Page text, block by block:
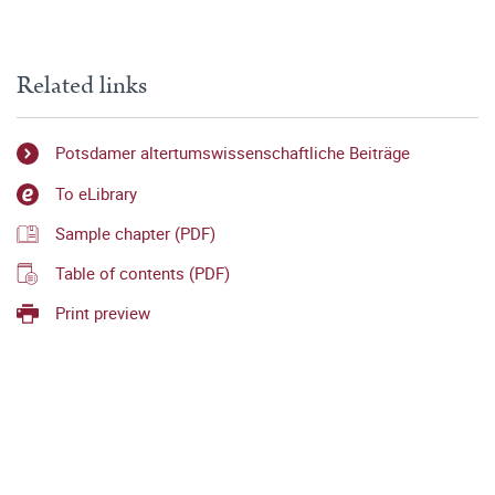
Related links
Potsdamer altertumswissenschaftliche Beiträge
To eLibrary
Sample chapter (PDF)
Table of contents (PDF)
Print preview